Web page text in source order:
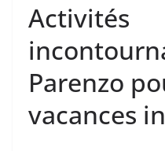
Activités
Parenzo
vacances